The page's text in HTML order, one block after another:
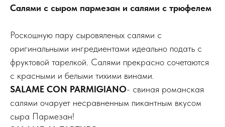
Салями с сыром пармезан и салями с трюфелем
Роскошную пару сыровяленых салями с
оригинальными ингредиентами идеально подать с
фруктовой тарелкой. Салями прекрасно сочетаются
с красными и белыми тихими винами.
SALAME CON PARMIGIANO- свиная романская
салями очарует несравненным пикантным вкусом
сыра Пармезан!